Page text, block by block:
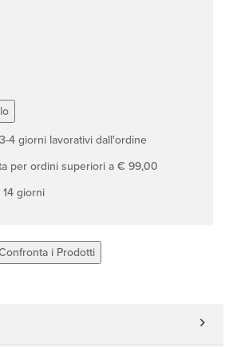
4 giorni lavorativi dall'ordine
per ordini superiori a € 99,00
giorni
i Prodotti